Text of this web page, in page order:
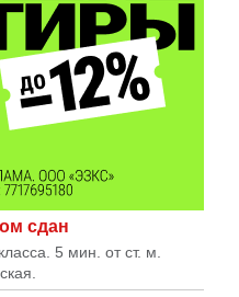
сдан
5 мин. от ст. м.